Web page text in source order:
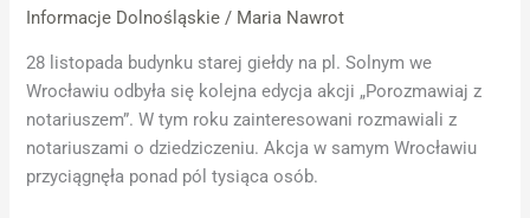
Informacje Dolnośląskie / Maria Nawrot
28 listopada budynku starej giełdy na pl. Solnym we
Wrocławiu odbyła się kolejna edycja akcji „Porozmawiaj z
notariuszem”. W tym roku zainteresowani rozmawiali z
notariuszami o dziedziczeniu. Akcja w samym Wrocławiu
przyciągnęła ponad pól tysiąca osób.
o